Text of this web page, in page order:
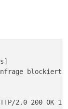
blockiert:
2.0 200 OK